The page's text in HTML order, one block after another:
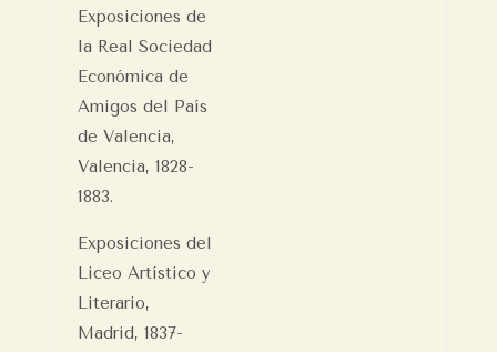
Exposiciones de
la Real Sociedad
Económica de
Amigos del País
de Valencia,
Valencia, 1828-
1883.
Exposiciones del
Liceo Artístico y
Literario,
Madrid, 1837-